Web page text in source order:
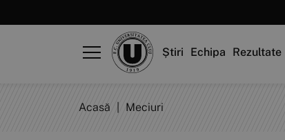
Știri Echipa Rezultate
Acasă Meciuri